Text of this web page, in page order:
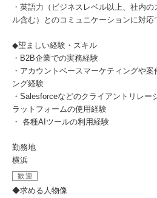
・英語力（ビジネスレベル以上、社内
ル含む）とのコミュニケーションに対応
◆望ましい経験・スキル
・B2B企業での実務経験
・アカウントベースマーケティングや
ング経験
・Salesforceなどのクライアントリレー
ラットフォームの使用経験
・ 各種AIツールの利用経験
勤務地
横浜
歓迎
◆求める人物像